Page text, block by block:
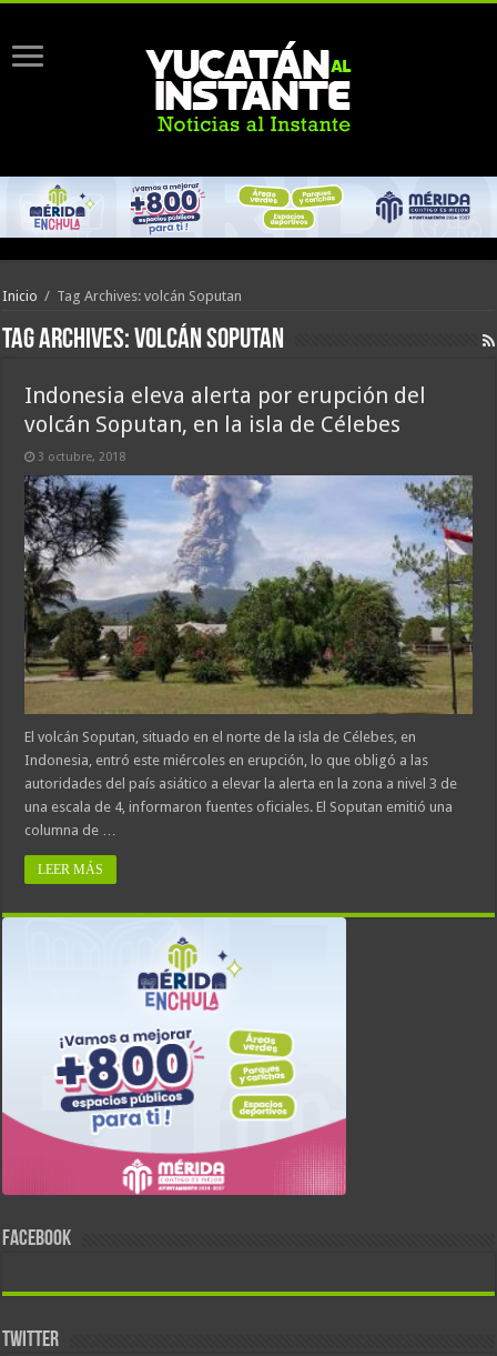
Inicio / Tag Archives: volcán Soputan
Tag Archives:volcán Soputan
Indonesia eleva alerta por erupción del
volcán Soputan, en la isla de Célebes
3 octubre, 2018
El volcán Soputan, situado en el norte de la isla de Célebes, en
Indonesia, entró este miércoles en erupción, lo que obligó a las
autoridades del país asiático a elevar la alerta en la zona a nivel 3 de
una escala de 4, informaron fuentes oficiales. El Soputan emitió una
columna de …
LEER MÁS
FACEBOOK
TWITTER